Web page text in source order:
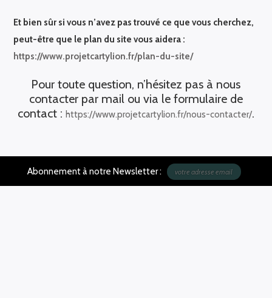
Et bien sûr si vous n’avez pas trouvé ce que vous cherchez,
peut-être que le plan du site vous aidera :
https://www.projetcartylion.fr/plan-du-site/
Pour toute question, n’hésitez pas à nous
contacter par mail ou via le formulaire de
contact : https://www.projetcartylion.fr/nous-contacter/.
Abonnement à notre Newsletter :